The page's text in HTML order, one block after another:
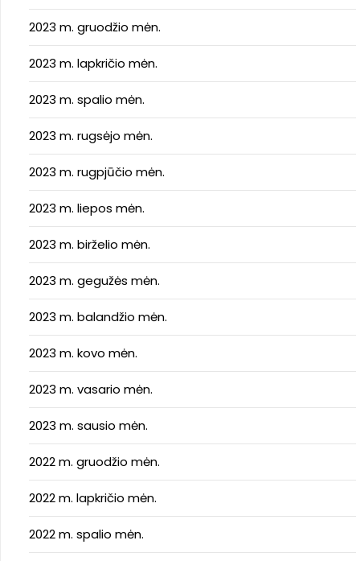
2023 m. gruodžio mėn.
2023 m. lapkričio mėn.
2023 m. spalio mėn.
2023 m. rugsėjo mėn.
2023 m. rugpjūčio mėn.
2023 m. liepos mėn.
2023 m. birželio mėn.
2023 m. gegužės mėn.
2023 m. balandžio mėn.
2023 m. kovo mėn.
2023 m. vasario mėn.
2023 m. sausio mėn.
2022 m. gruodžio mėn.
2022 m. lapkričio mėn.
2022 m. spalio mėn.